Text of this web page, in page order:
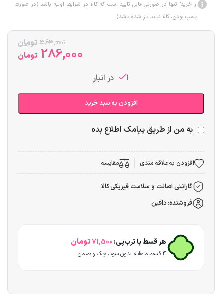
از خرید" تنها در صورتی قابل تایید است که کالا در شرایط اولیه باشد (در صورت
پلمپ بودن، کالا نباید باز شده باشد).
363,000 تومان
286,000 تومان
1 در انبار
افزودن به سبد خرید
به من از طریق پیامک اطلاع بده
افزودن به علاقه مندی مقایسه
گارانتی اصالت و سلامت فیزیکی کالا
فروشنده: دافین
هر قسط با ترب‌پی: 71,500تومان
۴ قسط ماهانه. بدون سود، چک و ضامن.